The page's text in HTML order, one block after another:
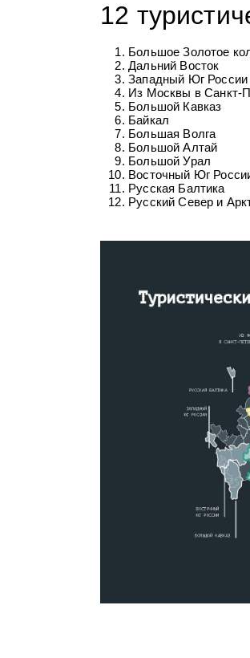
12
Большое Золотое
Дальний Восток
Западный Юг России
Из Москвы в Санкт-
Большой Кавказ
Байкал
Большая Волга
Большой Алтай
Большой Урал
Восточный Юг
Русская Балтика
Русский Север и